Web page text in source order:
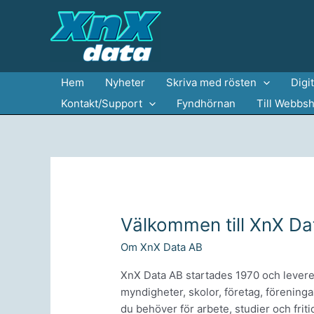
Hem Nyheter Skriva med rösten
Kontakt/Support
Fyndhörnan Till
Välkommen till XnX
Om XnX Data AB
XnX Data AB startades 1970 och
myndigheter, skolor, företag,
du behöver för arbete, studier och